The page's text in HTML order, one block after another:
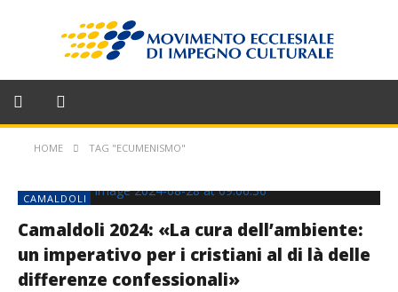
HOME TAG "ECUMENISMO"
CAMALDOLI
Camaldoli 2024: «La cura dell’ambiente:
un imperativo per i cristiani al di là delle
differenze confessionali»